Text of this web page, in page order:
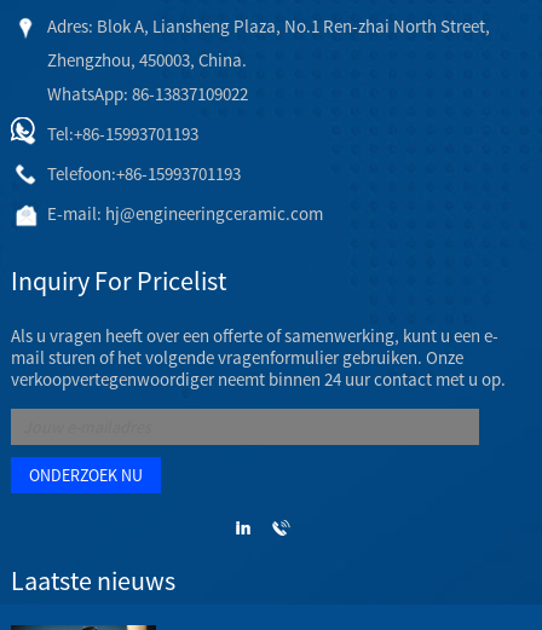
Adres: Blok A, Liansheng Plaza, No.1 Ren-zhai North Street,
Zhengzhou, 450003, China.
WhatsApp: 86-13837109022
Tel:+86-15993701193
Telefoon:+86-15993701193
E-mail: hj@engineeringceramic.com
Inquiry For Pricelist
Als u vragen heeft over een offerte of samenwerking, kunt u een e-
mail sturen of het volgende vragenformulier gebruiken. Onze
verkoopvertegenwoordiger neemt binnen 24 uur contact met u op.
Laatste nieuws